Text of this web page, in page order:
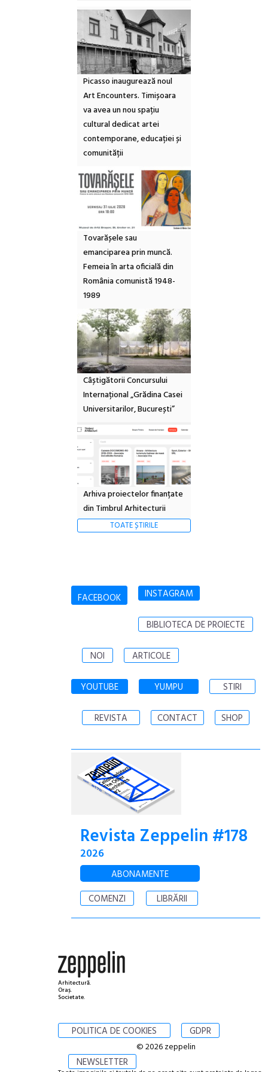
Picasso inaugurează noul
Art Encounters. Timișoara
va avea un nou spațiu
cultural dedicat artei
contemporane, educației și
comunității
Tovarășele sau
emanciparea prin muncă.
Femeia în arta oficială din
România comunistă 1948-
1989
Câștigătorii Concursului
Internațional „Grădina Casei
Universitarilor, București”
Arhiva proiectelor finanțate
din Timbrul Arhitecturii
TOATE ȘTIRILE
FACEBOOK INSTAGRAM
BIBLIOTECA DE PROIECTE
NOI ARTICOLE
YOUTUBE YUMPU STIRI
REVISTA CONTACT SHOP
Revista Zeppelin #178
2026
ABONAMENTE
COMENZI
LIBRĂRII
Arhitectură.
Oraș.
Societate.
POLITICA DE COOKIES GDPR
NEWSLETTER
© 2026 zeppelin